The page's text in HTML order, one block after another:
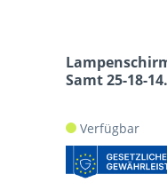
Samt 25-18-
Verfügbar